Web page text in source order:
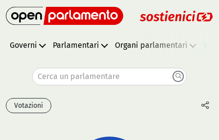
Governi Parlamentari Organi parlamentari
Cerca un parlamentare
Votazioni